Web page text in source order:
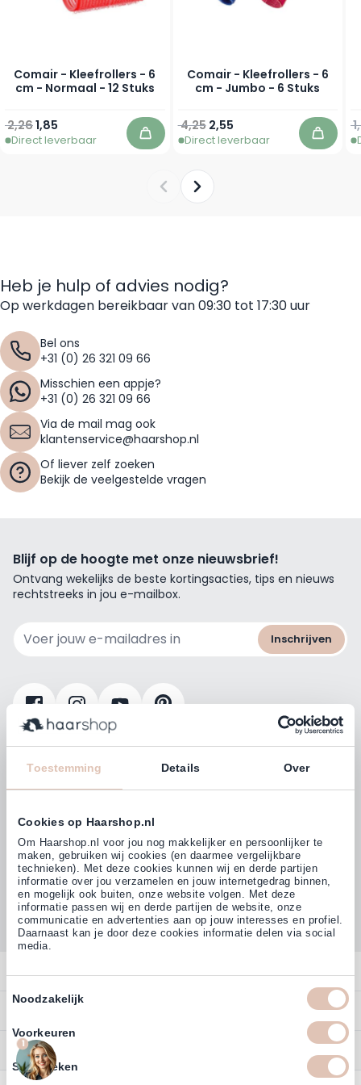
Toestemming Details Over
Cookies op Haarshop.nl
Om Haarshop.nl voor jou nog makkelijker en persoonlijker te
maken, gebruiken wij cookies (en daarmee vergelijkbare
technieken). Met deze cookies kunnen wij en derde partijen
informatie over jou verzamelen en jouw internetgedrag binnen,
en mogelijk ook buiten, onze website volgen. Met deze
informatie passen wij en derde partijen de website, onze
communicatie en advertenties aan op jouw interesses en profiel.
Daarnaast kan je door deze cookies informatie delen via social
media.
Noodzakelijk
Voorkeuren
Statistieken
Comair - Kleefrollers - 6
cm - Normaal - 12 Stuks
Vanaf
1,85
Normale prijs
2,26
Direct leverbaar In winkelwagen
Comair - Kleefrollers - 6
cm - Jumbo - 6 Stuks
Vanaf
2,55
Normale prijs
4,25
Direct leverbaar In
Heb je hulp of advies nodig?
Op werkdagen bereikbaar van 09:30 tot 17:30 uur
Bel ons
+31 (0) 26 321 09 66
Misschien een appje?
+31 (0) 26 321 09 66
Via de mail mag ook
klantenservice@haarshop.nl
Of liever zelf zoeken
Bekijk de veelgestelde vragen
Contact
Overzicht
Contact
Account
Betalen
Annuleren
Service
Blijf op de hoogte met onze nieuwsbrief!
Ontvang wekelijks de beste kortingsacties, tips en nieuws
rechtstreeks in jou e-mailbox.
Inschrijven
4,77 (38.000+)
1